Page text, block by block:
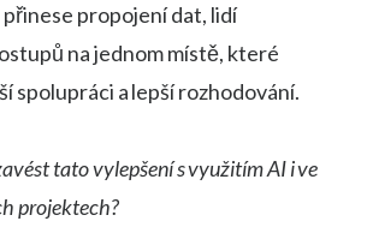
propojení dat, lidí
na jednom místě, které
spolupráci a lepší rozhodování.
tato vylepšení s využitím AI i ve
projektech?